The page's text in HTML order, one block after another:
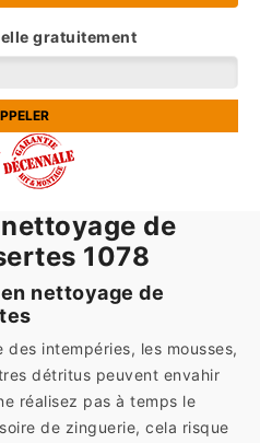
gratuitement
de
1078
nettoyage de
des intempéries, les mousses,
détritus peuvent envahir
réalisez pas à temps le
de zinguerie, cela risque